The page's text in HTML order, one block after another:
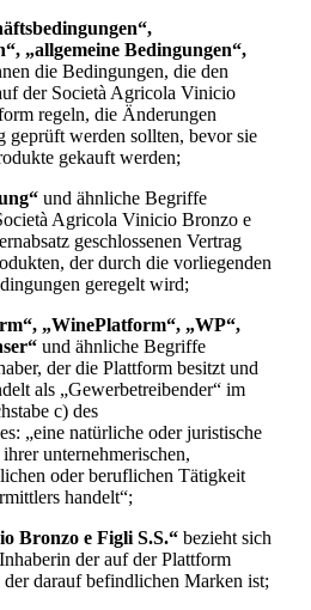
„allgemeine Bedingungen“,
die Bedingungen, die den
der Società Agricola Vinicio
regeln, die Änderungen
geprüft werden sollten, bevor sie
gekauft werden;
und ähnliche Begriffe
Agricola Vinicio Bronzo e
geschlossenen Vertrag
der durch die vorliegenden
geregelt wird;
„WinePlatform“, „WP“,
und ähnliche Begriffe
der die Plattform besitzt und
als „Gewerbetreibender“ im
c) des
„eine natürliche oder juristische
unternehmerischen,
oder beruflichen Tätigkeit
handelt“;
Bronzo e Figli S.S.“ bezieht sich
der auf der Plattform
darauf befindlichen Marken ist;